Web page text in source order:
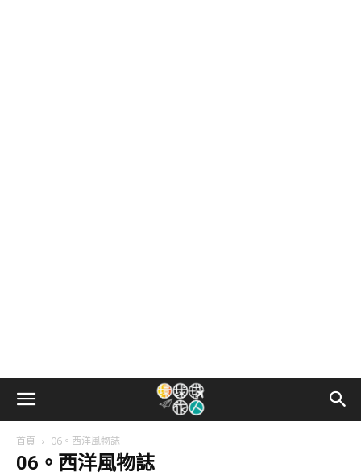
首頁 06。西洋風物誌
06。西洋風物誌